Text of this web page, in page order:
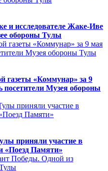
и исследователе Жаке-Иве
обороны Тулы
газеты «Коммунар» за 9
посетители Музея обороны
приняли участие в
«Поезд Памяти»